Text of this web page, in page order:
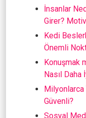
İnsanlar
Girer?
Kedi
Önemli
Konuşmak
Nasıl Daha
Milyonlarca
Güvenli?
Sosyal